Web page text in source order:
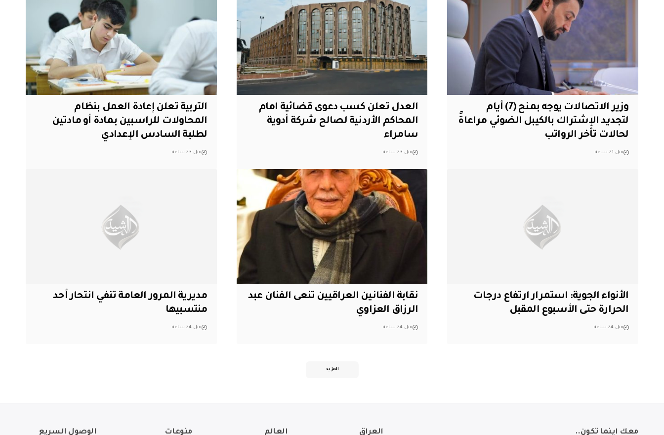
وزير الاتصالات يوجه بمنح (7) أيام
لتجديد الإشتراك بالكيبل الضوئي مراعاةً
لحالات تأخر الرواتب
قبل 21 ساعة
العدل تعلن كسب دعوى قضائية امام
المحاكم الأردنية لصالح شركة أدوية
سامراء
قبل 23 ساعة
التربية تعلن إعادة العمل بنظام
المحاولات للراسبين بمادة أو مادتين
لطلبة السادس الإعدادي
قبل 23 ساعة
الأنواء الجوية: استمرار ارتفاع درجات
الحرارة حتى الأسبوع المقبل
قبل 24 ساعة
نقابة الفنانين العراقيين تنعى الفنان عبد
الرزاق العزاوي
قبل 24 ساعة
مديرية المرور العامة تنفي انتحار أحد
منتسبيها
قبل 24 ساعة
المزيد
معك اينما تكون.. العراق العالم منوعات الوصول السريع